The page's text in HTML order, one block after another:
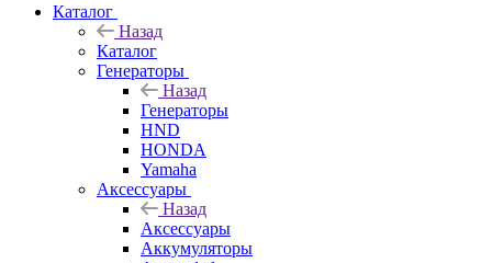
Каталог
Назад
Каталог
Генераторы
Назад
Генераторы
HND
HONDA
Yamaha
Аксессуары
Назад
Аксессуары
Аккумуляторы